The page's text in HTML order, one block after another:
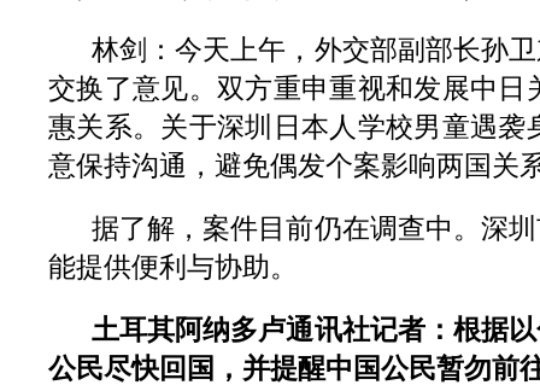
林剑：今天上午，外交部副部长孙
交换了意见。双方重申重视和发展中
惠关系。关于深圳日本人学校男童遇
意保持沟通，避免偶发个案影响两国关
据了解，案件目前仍在调查中。深
能提供便利与协助。
土耳其阿纳多卢通讯社记者：根据
公民尽快回国，并提醒中国公民暂勿前